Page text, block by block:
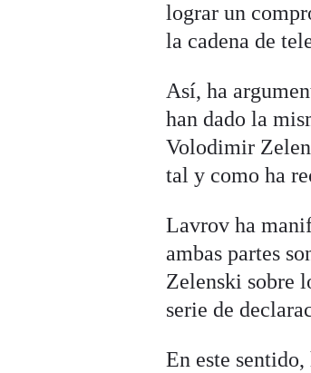
lograr un
la cadena de
Así, ha
han dado la
Volodimir
tal y como ha
Lavrov ha
ambas partes
Zelenski sobre
serie de
En este